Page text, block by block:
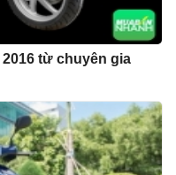
từ chuyên gia